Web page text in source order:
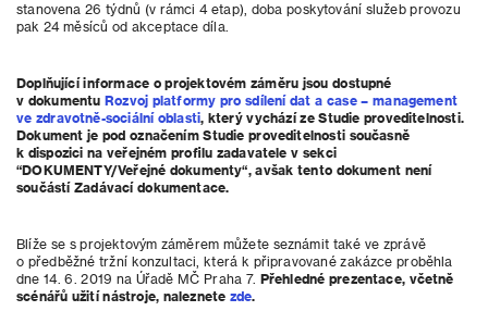
stanovena 26 týdnů (v rámci 4 etap), doba poskytování služeb provozu
pak 24 měsíců od akceptace díla.
Doplňující informace o projektovém záměru jsou dostupné
v dokumentuRozvoj platformy pro sdílení dat a case – management
ve zdravotně-sociální oblasti, který vychází ze Studie proveditelnosti.
Dokument je pod označením Studie proveditelnosti současně
k dispozici na veřejném profilu zadavatele v sekci
“DOKUMENTY/Veřejné dokumenty“, avšak tento dokument není
součástí Zadávací dokumentace.
Blíže se s projektovým záměrem můžete seznámit také ve zprávě
o předběžné tržní konzultaci, která k připravované zakázce proběhla
dne 14. 6. 2019 na Úřadě MČ Praha 7. Přehledné prezentace, včetně
scénářů užití nástroje, naleznete zde.